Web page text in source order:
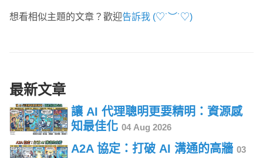
想看相似主題的文章？歡迎告訴我 (♡˙︶˙♡)
最新文章
讓 AI 代理聰明更要精明：資源感
知最佳化 04 Aug 2026
A2A 協定：打破 AI 溝通的高牆 03